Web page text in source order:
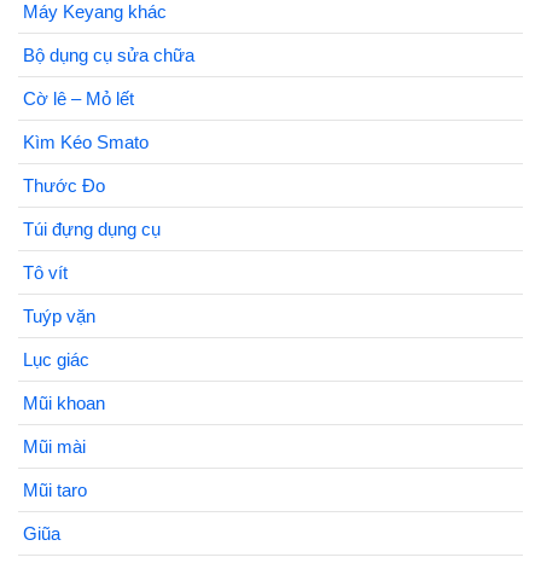
Máy Keyang khác
Bộ dụng cụ sửa chữa
Cờ lê – Mỏ lết
Kìm Kéo Smato
Thước Đo
Túi đựng dụng cụ
Tô vít
Tuýp vặn
Lục giác
Mũi khoan
Mũi mài
Mũi taro
Giũa